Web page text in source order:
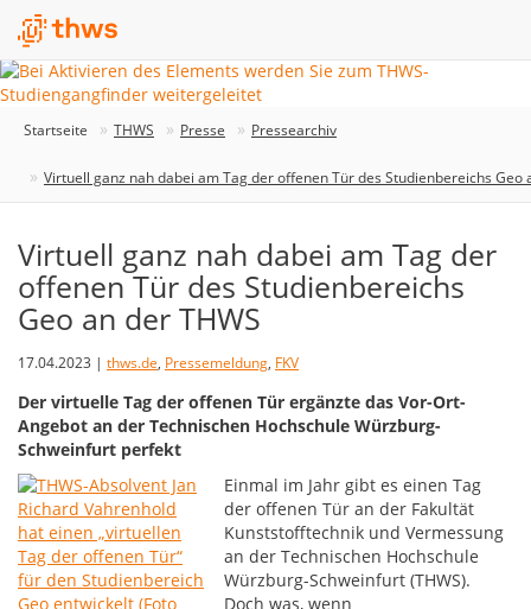
Startseite THWS Presse Pressearchiv
Virtuell ganz nah dabei am Tag der offenen Tür des Studienbereichs Geo
Virtuell ganz nah dabei am Tag der
offenen Tür des Studienbereichs
Geo an der THWS
17.04.2023 | thws.de, Pressemeldung, FKV
Der virtuelle Tag der offenen Tür ergänzte das Vor-Ort-
Angebot an der Technischen Hochschule Würzburg-
Schweinfurt perfekt
Einmal im Jahr gibt es einen Tag
der offenen Tür an der Fakultät
Kunststofftechnik und Vermessung
an der Technischen Hochschule
Würzburg-Schweinfurt (THWS).
Doch was, wenn